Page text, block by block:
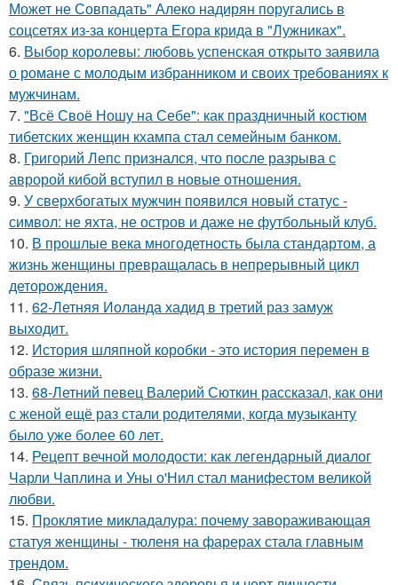
Может не Совпадать" Алеко надирян поругались в
соцсетях из-за концерта Егора крида в "Лужниках".
6. Выбор королевы: любовь успенская открыто заявила
о романе с молодым избранником и своих требованиях к
мужчинам.
7. "Всё Своё Ношу на Себе": как праздничный костюм
тибетских женщин кхампа стал семейным банком.
8. Григорий Лепс признался, что после разрыва с
авророй кибой вступил в новые отношения.
9. У сверхбогатых мужчин появился новый статус -
символ: не яхта, не остров и даже не футбольный клуб.
10. В прошлые века многодетность была стандартом, а
жизнь женщины превращалась в непрерывный цикл
деторождения.
11. 62-Летняя Иоланда хадид в третий раз замуж
выходит.
12. История шляпной коробки - это история перемен в
образе жизни.
13. 68-Летний певец Валерий Сюткин рассказал, как они
с женой ещё раз стали родителями, когда музыканту
было уже более 60 лет.
14. Рецепт вечной молодости: как легендарный диалог
Чарли Чаплина и Уны о'Нил стал манифестом великой
любви.
15. Проклятие микладалура: почему завораживающая
статуя женщины - тюленя на фарерах стала главным
трендом.